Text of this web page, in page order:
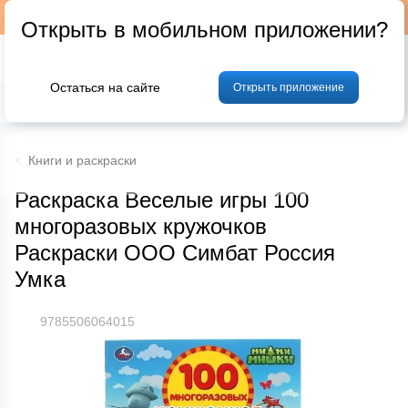
Фрукты и овощи Мясо Птица
Книги и раскраски
Раскраска Веселые игры 100
многоразовых кружочков
Раскраски ООО Симбат Россия
Умка
9785506064015
Открыть в мобильном приложении?
Остаться на сайте Открыть приложение